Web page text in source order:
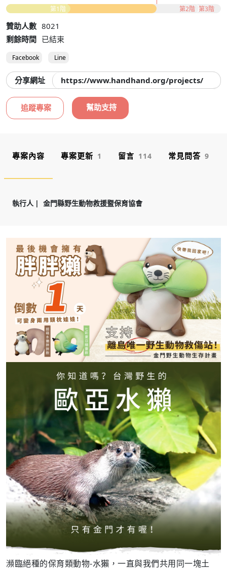
第1階
第2階 第3階
贊助人數 8021
剩餘時間 已結束
Facebook Line
分享網址 https://www.handhand.org/projects/
追蹤專案 幫助支持
專案內容 專案更新 1 留言 114 常見問答 9
執行人 金門縣野生動物救援暨保育協會
瀕臨絕種的保育類動物-水獺，一直與我們共用同一塊土